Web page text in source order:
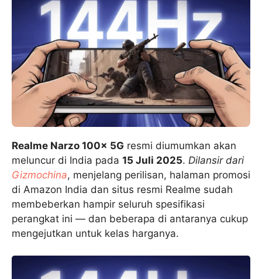
Realme Narzo 100x 5G resmi diumumkan akan
meluncur di India pada 15 Juli 2025. Dilansir dari
Gizmochina, menjelang perilisan, halaman promosi
di Amazon India dan situs resmi Realme sudah
membeberkan hampir seluruh spesifikasi
perangkat ini — dan beberapa di antaranya cukup
mengejutkan untuk kelas harganya.